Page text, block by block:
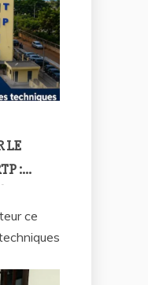
LE
:
SA
ce